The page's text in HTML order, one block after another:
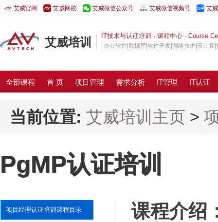
艾威官网 艾威网校 艾威微信公众号 艾威微信视频号 艾
艾威培训 IT技术与认证培训 · 课程中心 · Course
办公软件|数据库|软件开发|网络技术|云计算|
全部课程 首 页 项目管理 需求分析 IT管理 IT认证
当前位置: 艾威培训主页 >
PgMP认证培训
项目经理认证培训课程目录 课程介绍